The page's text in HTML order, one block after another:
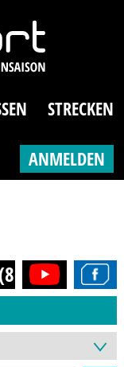
STRECKEN
ANMELDEN
12J.) 2016